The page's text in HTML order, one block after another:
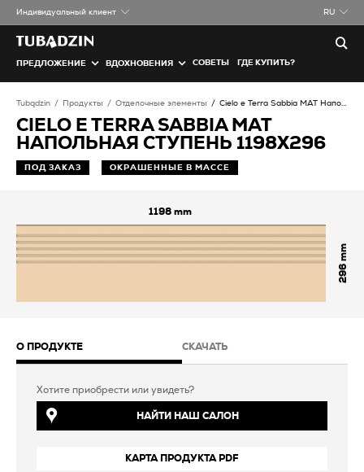
Индивидуальный клиент RU
ПРЕДЛОЖЕНИЕ ВДОХНОВЕНИЯ СОВЕТЫ ГДЕ КУПИТЬ?
Tubądzin Продукты Отделочные элементы Cielo e Terra Sabbia MAT Напольная ступень
CIELO E TERRA SABBIA MAT
НАПОЛЬНАЯ СТУПЕНЬ 1198X296
ПОД ЗАКАЗ ОКРАШЕННЫЕ В МАССЕ
1198
296
О ПРОДУКТЕ СКАЧАТЬ
Хотите приобрести или увидеть?
НАЙТИ НАШ САЛОН
КАРТА ПРОДУКТА PDF